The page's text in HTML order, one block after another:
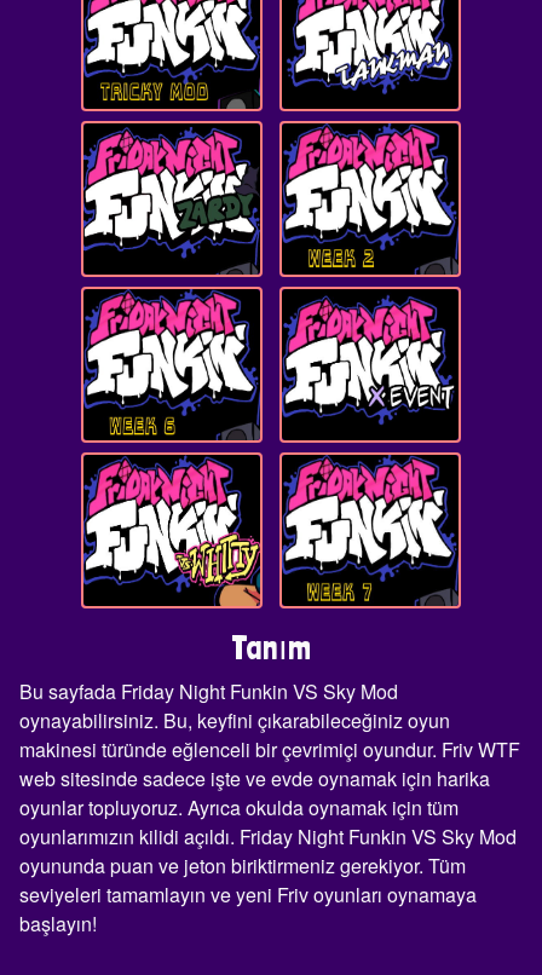
Tanım
Bu sayfada Friday Night Funkin VS Sky Mod
oynayabilirsiniz. Bu, keyfini çıkarabileceğiniz oyun
makinesi türünde eğlenceli bir çevrimiçi oyundur. Friv WTF
web sitesinde sadece işte ve evde oynamak için harika
oyunlar topluyoruz. Ayrıca okulda oynamak için tüm
oyunlarımızın kilidi açıldı. Friday Night Funkin VS Sky Mod
oyununda puan ve jeton biriktirmeniz gerekiyor. Tüm
seviyeleri tamamlayın ve yeni Friv oyunları oynamaya
başlayın!